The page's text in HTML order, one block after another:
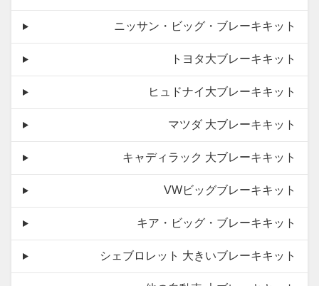
ニッサン・ビッグ・ブレーキキット
トヨタ大ブレーキキット
ヒュドナイ大ブレーキキット
マツダ 大ブレーキキット
キャディラック 大ブレーキキット
VWビッグブレーキキット
キア・ビッグ・ブレーキキット
シェブロレット 大きいブレーキキット